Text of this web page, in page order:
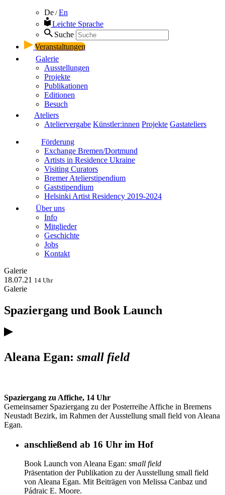
De / En
Leichte Sprache
Suche
Veranstaltungen
Galerie
Ausstellungen
Projekte
Publikationen
Editionen
Besuch
Ateliers
Ateliervergabe Künstler:innen Projekte Gastateliers
Förderung
Exchange Bremen/Dortmund
Artists in Residence Ukraine
Visiting Curators
Bremer Atelierstipendium
Gaststipendium
Helsinki Artist Residency 2019-2024
Über uns
Info
Mitglieder
Geschichte
Jobs
Kontakt
Galerie
18.07.21 14 Uhr
Galerie
Spaziergang und Book Launch
Aleana Egan: small field
Spaziergang zu Affiche, 14 Uhr
Gemeinsamer Spaziergang zu der Posterreihe Affiche in Bremens
Neustadt Bezirk, im Rahmen der Ausstellung small field von Aleana
Egan.
anschließend ab 16 Uhr im Hof
Book Launch von Aleana Egan: small field
Präsentation der Publikation zu der Ausstellung small field
von Aleana Egan. Mit Beiträgen von Melissa Canbaz und
Pádraic E. Moore.